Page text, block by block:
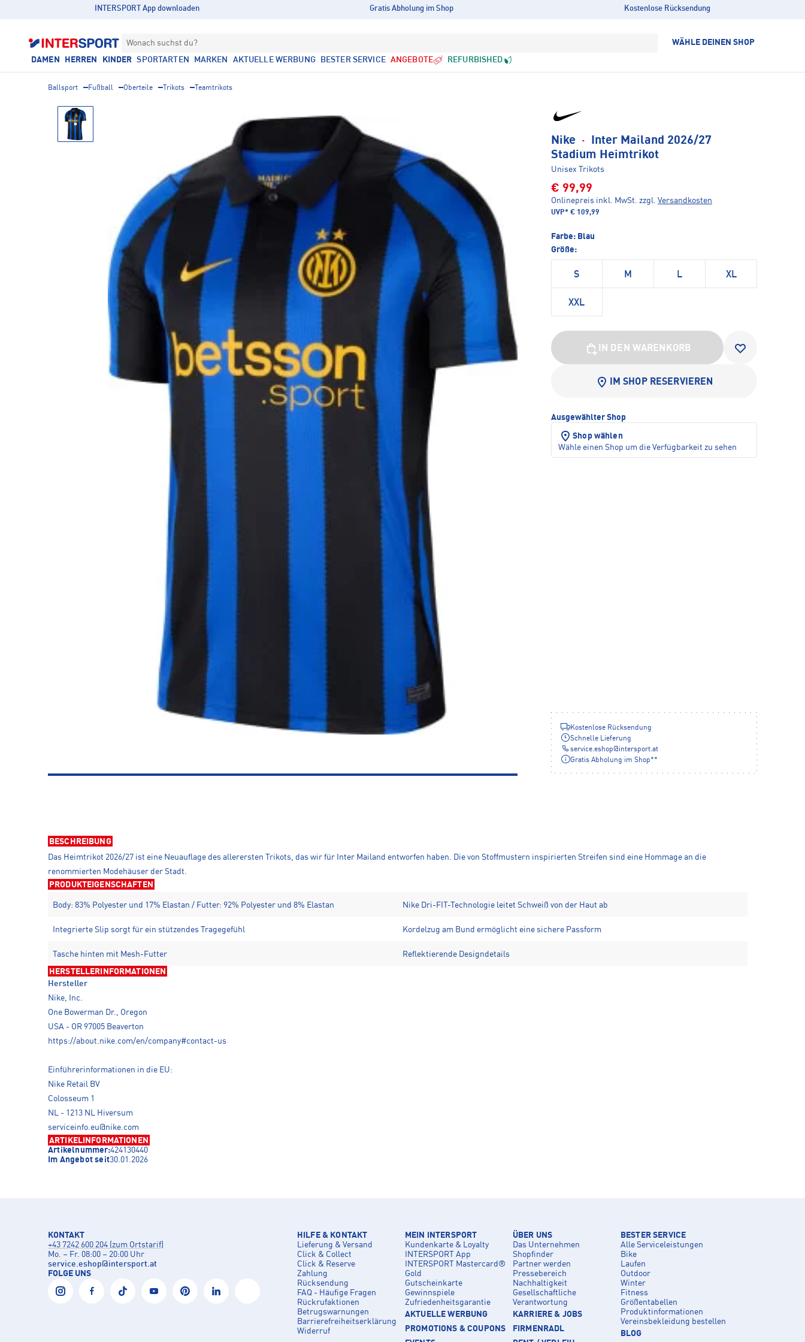
INTERSPORT App downloaden Gratis Abholung im Shop Kostenlose Rücksendung
Wonach suchst du? WÄHLE DEINEN SHOP
DAMEN HERREN KINDER SPORTARTEN MARKEN AKTUELLE WERBUNG BESTER SERVICE ANGEBOTE REFURBISHED
Ballsport Fußball Oberteile Trikots Teamtrikots
Nike ·
Inter Mailand 2026/27
Stadium Heimtrikot
Unisex Trikots
€ 99,99
Onlinepreis inkl. MwSt. zzgl. Versandkosten
UVP* € 109,99
Farbe: Blau
Größe:
S M L XL
XXL
IN DEN WARENKORB
IM SHOP RESERVIEREN
Ausgewählter Shop
Shop wählen
Wähle einen Shop um die Verfügbarkeit zu sehen
Kostenlose Rücksendung
Schnelle Lieferung
service.eshop@intersport.at
Gratis Abholung im Shop**
BESCHREIBUNG
Das Heimtrikot 2026/27 ist eine Neuauflage des allerersten Trikots, das wir für Inter Mailand entworfen haben. Die von Stoffmustern inspirierten Streifen sind eine Hommage an die
renommierten Modehäuser der Stadt.
PRODUKTEIGENSCHAFTEN
Body: 83% Polyester und 17% Elastan / Futter: 92% Polyester und 8% Elastan Nike Dri-FIT-Technologie leitet Schweiß von der Haut ab
Integrierte Slip sorgt für ein stützendes Tragegefühl Kordelzug am Bund ermöglicht eine sichere Passform
Tasche hinten mit Mesh-Futter Reflektierende Designdetails
HERSTELLERINFORMATIONEN
Hersteller
Nike, Inc.
One Bowerman Dr., Oregon
USA - OR 97005 Beaverton
https://about.nike.com/en/company#contact-us
Einführerinformationen in die EU:
Nike Retail BV
Colosseum 1
NL - 1213 NL Hiversum
serviceinfo.eu@nike.com
ARTIKELINFORMATIONEN
Artikelnummer:424130440
Im Angebot seit30.01.2026
KONTAKT
+43 7242 600 204 (zum Ortstarif)
Mo. – Fr. 08:00 – 20:00 Uhr
service.eshop@intersport.at
FOLGE UNS
HILFE & KONTAKT
Lieferung & Versand
Click & Collect
Click & Reserve
Zahlung
Rücksendung
FAQ - Häufige Fragen
Rückrufaktionen
Betrugswarnungen
Barrierefreiheitserklärung
Widerruf
MEIN INTERSPORT
Kundenkarte & Loyalty
INTERSPORT App
INTERSPORT Mastercard®
Gold
Gutscheinkarte
Gewinnspiele
Zufriedenheitsgarantie
AKTUELLE WERBUNG
PROMOTIONS & COUPONS
ÜBER UNS
Das Unternehmen
Shopfinder
Partner werden
Pressebereich
Nachhaltigkeit
Gesellschaftliche
Verantwortung
KARRIERE & JOBS
FIRMENRADL
BESTER SERVICE
Alle Serviceleistungen
Bike
Laufen
Outdoor
Winter
Fitness
Größentabellen
Produktinformationen
Vereinsbekleidung bestellen
BLOG